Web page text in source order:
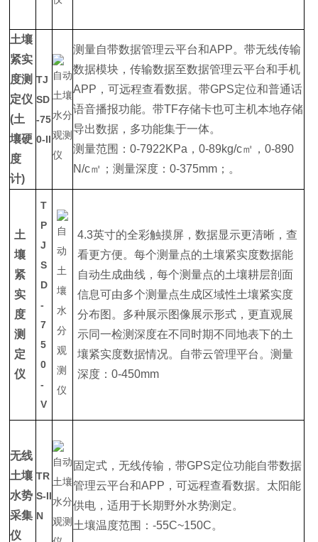
土壤
紧实
度测
定仪
(土
壤硬
度
计)
TJ
SD
-75
0-II
测量自带数据管理云平台和APP。带无线传输
数据模块，传输数据至数据管理云平台和手机
APP，可远程查看数据。带GPS定位和普通话
语音播报功能。带TF存储卡也可主机本地存储
导出数据，多功能集于一体。
测量范围：0-7922KPa，0-89kg/c㎡，0-890
N/c㎡；测量深度：0-375mm；。
土
壤
紧
实
度
测
定
仪
T
P
J
S
D
-
7
5
0
-
V
4.3英寸的全彩触摸屏，数据显示更清晰，查
看更方便。每个测量点的土壤紧实度数据能
自动生成曲线，每个测量点的土壤耕层剖面
信息可由多个测量点生成区域性土壤紧实度
分布图。多种展示图像展示形式，更直观展
示同一检测深度在不同时期不同地表下的土
壤紧实度数据情况。自带云管理平台。测量
深度：0-450mm
无线
土壤
水势
采集
仪
TR
S-II
N
固定式，无线传输，带GPS定位功能自带数据
管理云平台和APP，可远程查看数据。太阳能
供电，适用于长期野外水势测定。
土壤温度范围：-55C~150C。